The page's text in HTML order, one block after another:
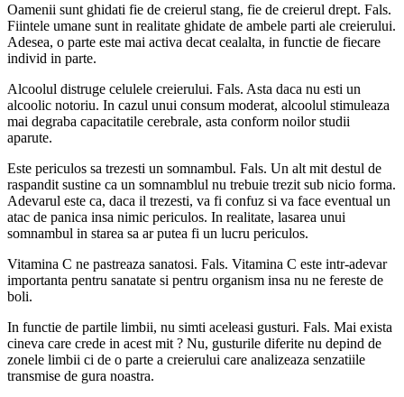
Oamenii sunt ghidati fie de creierul stang, fie de creierul drept. Fals.
Fiintele umane sunt in realitate ghidate de ambele parti ale creierului.
Adesea, o parte este mai activa decat cealalta, in functie de fiecare
individ in parte.
Alcoolul distruge celulele creierului. Fals. Asta daca nu esti un
alcoolic notoriu. In cazul unui consum moderat, alcoolul stimuleaza
mai degraba capacitatile cerebrale, asta conform noilor studii
aparute.
Este periculos sa trezesti un somnambul. Fals. Un alt mit destul de
raspandit sustine ca un somnamblul nu trebuie trezit sub nicio forma.
Adevarul este ca, daca il trezesti, va fi confuz si va face eventual un
atac de panica insa nimic periculos. In realitate, lasarea unui
somnambul in starea sa ar putea fi un lucru periculos.
Vitamina C ne pastreaza sanatosi. Fals. Vitamina C este intr-adevar
importanta pentru sanatate si pentru organism insa nu ne fereste de
boli.
In functie de partile limbii, nu simti aceleasi gusturi. Fals. Mai exista
cineva care crede in acest mit ? Nu, gusturile diferite nu depind de
zonele limbii ci de o parte a creierului care analizeaza senzatiile
transmise de gura noastra.